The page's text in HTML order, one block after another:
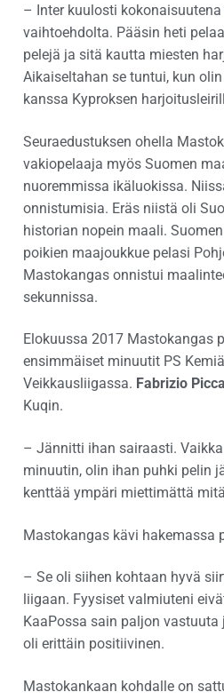
– Inter kuulosti
vaihtoehdolta. Pääsin heti
pelejä ja sitä kautta miesten
Aikaiseltahan se tuntui, kun
kanssa Kyproksen
Seuraedustuksen ohella
vakiopelaaja myös Suomen
nuoremmissa ikäluokissa.
onnistumisia. Eräs niistä oli
historian nopein maali.
poikien maajoukkue pelasi
Mastokangas onnistui
sekunnissa.
Elokuussa 2017 Mastokangas
ensimmäiset minuutit PS
Veikkausliigassa. Fabrizio
Kuqin.
– Jännitti ihan sairaasti.
minuutin, olin ihan puhki pelin
kenttää ympäri miettimättä
Mastokangas kävi hakemassa
– Se oli siihen kohtaan hyvä
liigaan. Fyysiset valmiuteni
KaaPossa sain paljon
oli erittäin positiivinen.
Mastokankaan kohdalle on